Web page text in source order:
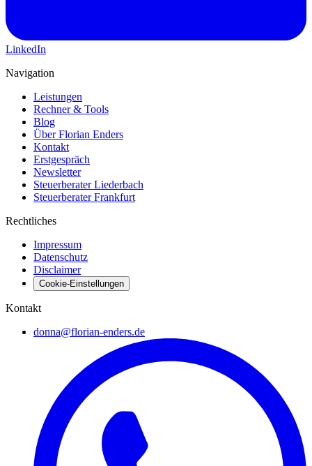
LinkedIn
Navigation
Leistungen
Rechner & Tools
Blog
Über Florian Enders
Kontakt
Erstgespräch
Newsletter
Steuerberater Liederbach
Steuerberater Frankfurt
Rechtliches
Impressum
Datenschutz
Disclaimer
Cookie-Einstellungen
Kontakt
donna@florian-enders.de